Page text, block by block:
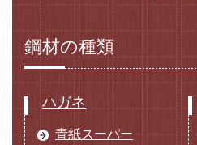
鋼材の種類
ハガネ
青紙スーパー